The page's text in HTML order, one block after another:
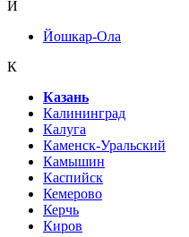
Й
Йошкар-Ола
К
Казань
Калининград
Калуга
Каменск-Уральский
Камышин
Каспийск
Кемерово
Керчь
Киров